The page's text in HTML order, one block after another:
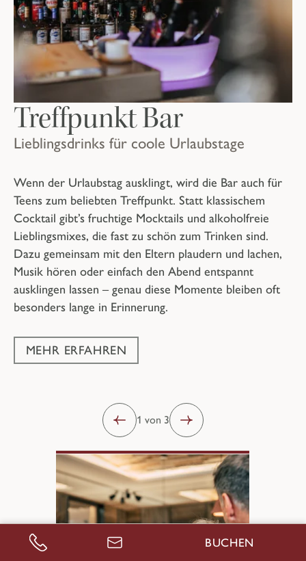
Lieblingsdrinks für coole Urlaubstage
Treffpunkt Bar
Wenn der Urlaubstag ausklingt, wird die Bar auch für
Teens zum beliebten Treffpunkt. Statt klassischem
Cocktail gibt’s fruchtige Mocktails und alkoholfreie
Lieblingsmixes, die fast zu schön zum Trinken sind.
Dazu gemeinsam mit den Eltern plaudern und lachen,
Musik hören oder einfach den Abend entspannt
ausklingen lassen – genau diese Momente bleiben oft
besonders lange in Erinnerung.
MEHR ERFAHREN
1 von 3
ANRUFEN ANFRAGEN BUCHEN